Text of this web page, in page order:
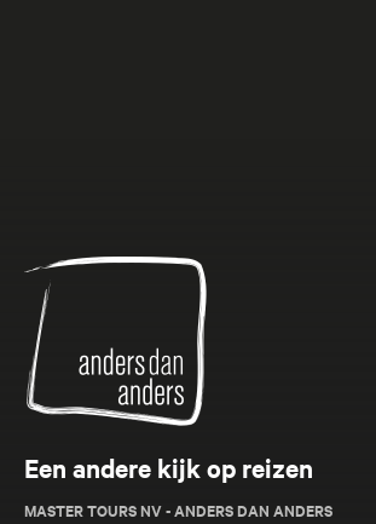
Anders
dan
Anders
Een andere kijk op reizen
MASTER TOURS NV - ANDERS DAN ANDERS